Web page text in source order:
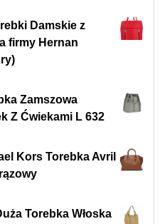
Damskie z
firmy Hernan
Zamszowa
Z Ćwiekami L 632
Kors Torebka Avril
Torebka Włoska